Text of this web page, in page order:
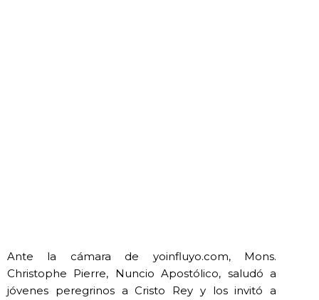
Ante la cámara de yoinfluyo.com, Mons.
Christophe Pierre, Nuncio Apostólico, saludó a
jóvenes peregrinos a Cristo Rey y los invitó a